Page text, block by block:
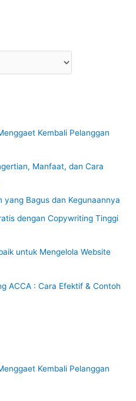
Kembali Pelanggan
Manfaat, dan Cara
yang Bagus dan Kegunaannya
dengan Copywriting Tinggi
untuk Mengelola Website
ACCA : Cara Efektif & Contoh
Kembali Pelanggan